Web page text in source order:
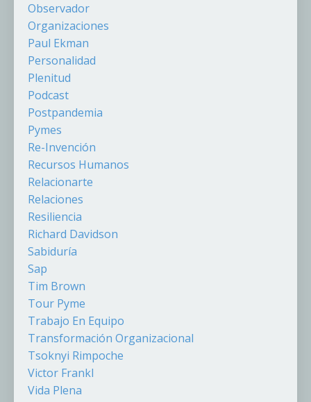
Observador
Organizaciones
Paul Ekman
Personalidad
Plenitud
Podcast
Postpandemia
Pymes
Re-Invención
Recursos Humanos
Relacionarte
Relaciones
Resiliencia
Richard Davidson
Sabiduría
Sap
Tim Brown
Tour Pyme
Trabajo En Equipo
Transformación Organizacional
Tsoknyi Rimpoche
Victor Frankl
Vida Plena